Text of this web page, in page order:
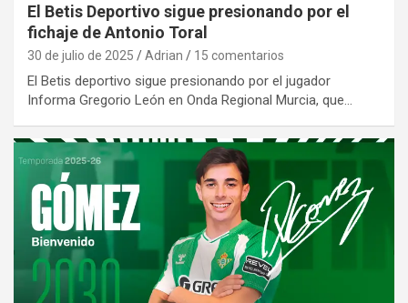
El Betis Deportivo sigue presionando por el
fichaje de Antonio Toral
30 de julio de 2025 Adrian 15 comentarios
El Betis deportivo sigue presionando por el jugador
Informa Gregorio León en Onda Regional Murcia, que…